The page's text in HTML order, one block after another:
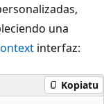
una
interfaz:
Kopiatu